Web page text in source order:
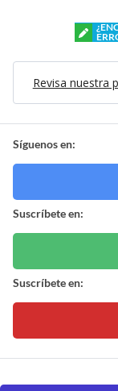
Revisa nuestra
Síguenos en:
Suscríbete en:
Suscríbete en: